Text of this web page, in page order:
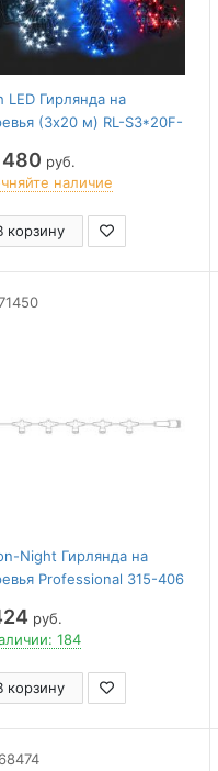
LED Гирлянда на
(3х20 м) RL-S3*20F-
480 руб.
наличие
корзину
Night Гирлянда на
Professional 315-406
руб.
184
корзину